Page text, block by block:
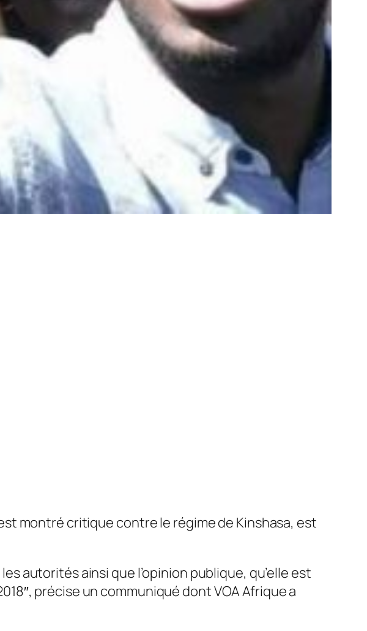
montré critique contre le régime de Kinshasa, est
autorités ainsi que l’opinion publique, qu’elle est
précise un communiqué dont VOA Afrique a